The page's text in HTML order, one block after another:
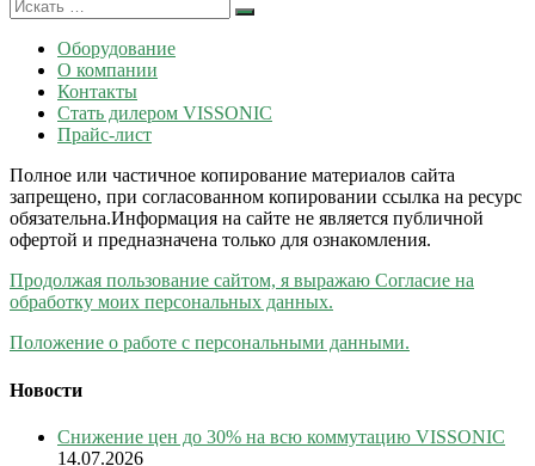
Оборудование
О компании
Контакты
Стать дилером VISSONIC
Прайс-лист
Полное или частичное копирование материалов сайта
запрещено, при согласованном копировании ссылка на ресурс
обязательна.Информация на сайте не является публичной
офертой и предназначена только для ознакомления.
Продолжая пользование сайтом, я выражаю Согласие на
обработку моих персональных данных.
Положение о работе с персональными данными.
Новости
Снижение цен до 30% на всю коммутацию VISSONIC
14.07.2026